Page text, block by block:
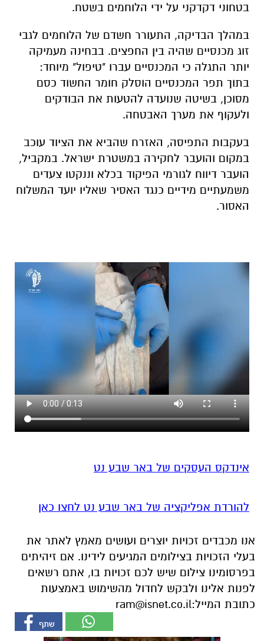
בטחוני דקדקני על ידי הלוחמים בשטח.
במהלך הבדיקה, התעורר חשדם של הלוחמים לגבי
זוג מכנסיים שהיה בין החפצים. בבחינה מעמיקה
יותר התגלה כי המכנסיים עברו "טיפול" מיוחד:
בתוך תפר המכנסיים הוסלק חומר החשוד כסם
מסוכן, בשיטה שנועדה להטעות את הבודקים
ולעקוף את מערך האבטחה.
בעקבות התפיסה, האזרח שהביא את הציוד עוכב
במקום והועבר לחקירה במשטרת ישראל. במקביל,
הועבר דיווח לגורמי הפיקוד בכלא וננקטו צעדים
משמעתיים מידיים כנגד האסיר שאליו יועד המשלוח
האסור.
אינדקס העסקים של באר שבע נט
להורדת אפליקציה של באר שבע נט לחצו כאן
אנו מכבדים זכויות יוצרים ועושים מאמץ לאתר את
בעלי הזכויות בצילומים המגיעים לידינו. אם זיהיתים
בפרסומינו צילום שיש לכם זכויות בו, אתם רשאים
לפנות אלינו ולבקש לחדול מהשימוש באמצעות
כתובת המייל:ram@isnet.co.il